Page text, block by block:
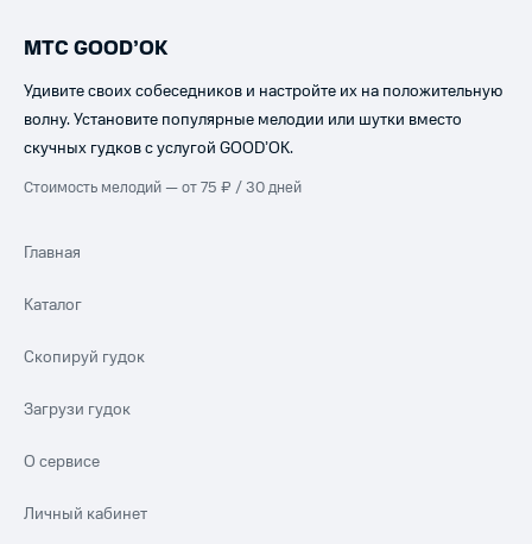
МТС GOOD’OK
Удивите своих собеседников и настройте их на положительную
волну. Установите популярные мелодии или шутки вместо
скучных гудков с услугой GOOD’OK.
Стоимость мелодий — от 75 ₽ / 30 дней
Главная
Каталог
Скопируй гудок
Загрузи гудок
О сервисе
Личный кабинет